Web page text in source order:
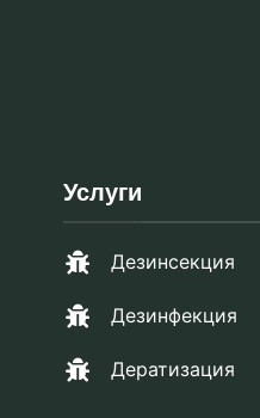
Услуги
Дезинсекция
Дезинфекция
Дератизация